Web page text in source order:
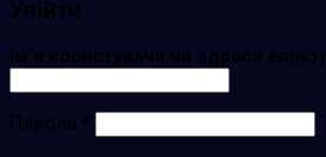
Увійти
Ім'я користувача чи адреса
Пароль *